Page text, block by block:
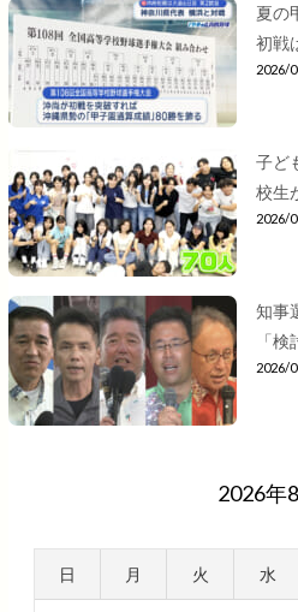
夏の
初戦
2026/
子ど
校生
2026/
知事
「検
2026/
2026年
日 月 火 水